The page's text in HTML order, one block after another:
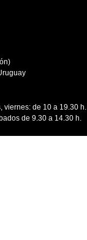
viernes: de 10 a 19.30 h.
de 9.30 a 14.30 h.